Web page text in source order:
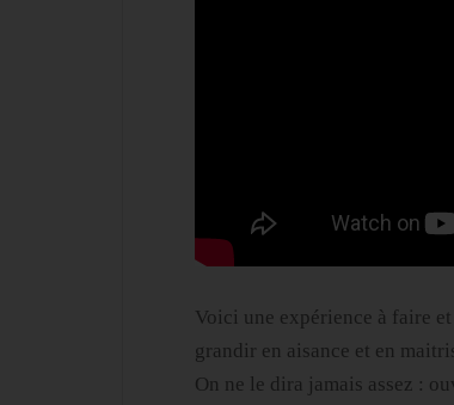
Voici une expérience à faire
grandir en aisance et en
On ne le dira jamais assez :